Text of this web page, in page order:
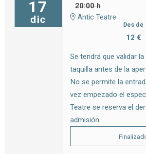
17
dic
20:00 h
Antic Teatre
Des de
12 €
Se tendrá que validar
taquilla antes de la
No se permite la
vez empezado el
Teatre se reserva el
admisión.